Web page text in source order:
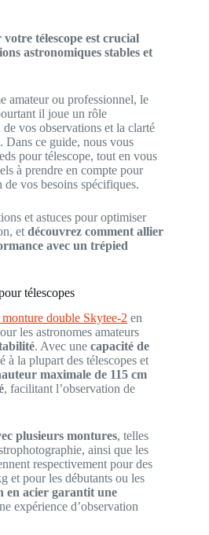
télescope est crucial
astronomiques stables et
amateur ou professionnel, le
il joue un rôle
vos observations et la clarté
Dans ce guide, nous vous
pour télescope, tout en vous
à prendre en compte pour
vos besoins spécifiques.
et astuces pour optimiser
et découvrez comment allier
avec un trépied
télescopes
double Skytee-2 en
les astronomes amateurs
. Avec une capacité de
à la plupart des télescopes et
maximale de 115 cm
, facilitant l’observation de
plusieurs montures, telles
ainsi que les
respectivement pour des
et pour les débutants ou les
en acier garantit une
expérience d’observation